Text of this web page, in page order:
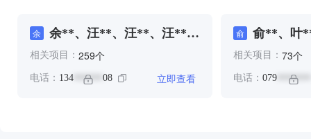
余
余**、汪**、汪**、汪**、
相关项目： 259个
电话： 134 ****** 08 立即查看
俞 俞**、叶
相关项目： 73个
电话： 079*******